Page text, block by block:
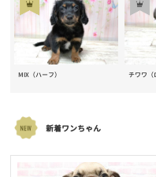
MIX（ハーフ） チワワ（
新着ワンちゃん